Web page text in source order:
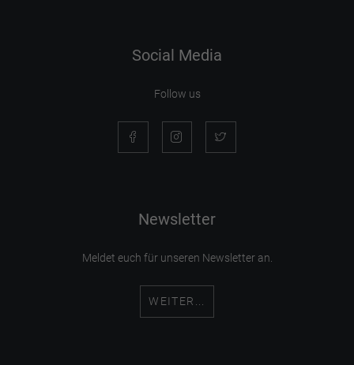
Social Media
Follow us
Newsletter
Meldet euch für unseren Newsletter an.
WEITER...